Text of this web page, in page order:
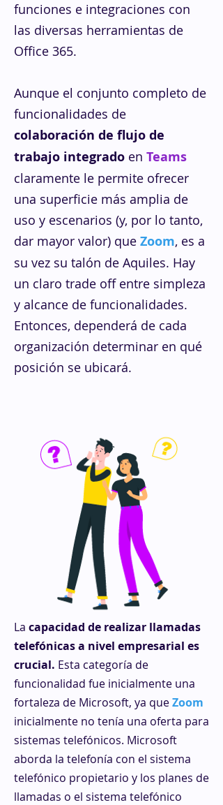
funciones e integraciones con
las diversas herramientas de
Office 365.
Aunque el conjunto completo de
funcionalidades de
colaboración de flujo de
trabajo integrado en Teams
claramente le permite ofrecer
una superficie más amplia de
uso y escenarios (y, por lo tanto,
dar mayor valor) que Zoom, es a
su vez su talón de Aquiles. Hay
un claro trade off entre simpleza
y alcance de funcionalidades.
Entonces, dependerá de cada
organización determinar en qué
posición se ubicará.
La capacidad de realizar llamadas
telefónicas a nivel empresarial es
crucial. Esta categoría de
funcionalidad fue inicialmente una
fortaleza de Microsoft, ya queZoom
inicialmente no tenía una oferta para
sistemas telefónicos. Microsoft
aborda la telefonía con el sistema
telefónico propietario y los planes de
llamadas o el sistema telefónico